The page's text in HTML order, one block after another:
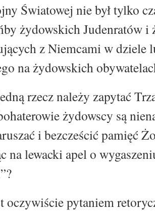
Światowej nie był tylko
żydowskich Judenratów
z Niemcami w dziele
na żydowskich
rzecz należy zapytać
żydowscy są
i bezcześcić pamięć
na lewacki apel o
oczywiście pytaniem